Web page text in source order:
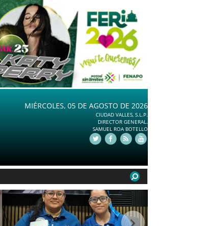
MIÉRCOLES, 05 DE AGOSTO DE 2026
CIUDAD VALLES, S.L.P.
DIRECTOR GENERAL.
SAMUEL ROA BOTELLO